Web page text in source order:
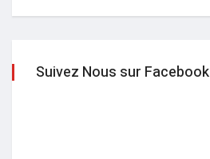
Suivez Nous sur Facebook